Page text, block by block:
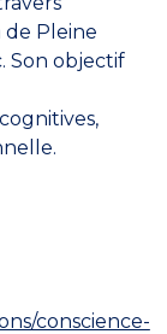
de Pleine
Son objectif
conscience-